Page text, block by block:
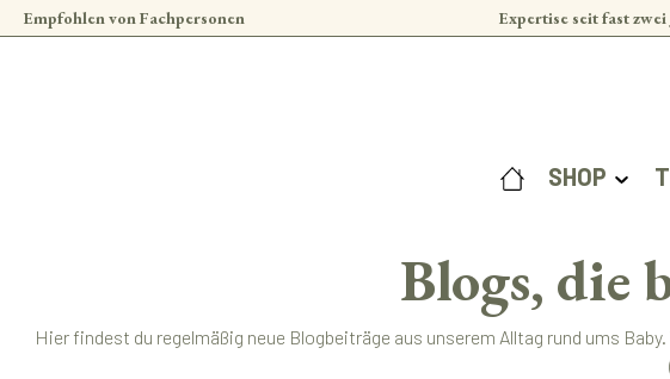
Hauptinhalt springen
Zur Suche springen
Zur Hauptnavigation springen
Empfohlen von Fachpersonen Expertise seit fast
SHOP
Blogs, die
Hier findest du regelmäßig neue Blogbeiträge aus unserem Alltag rund ums